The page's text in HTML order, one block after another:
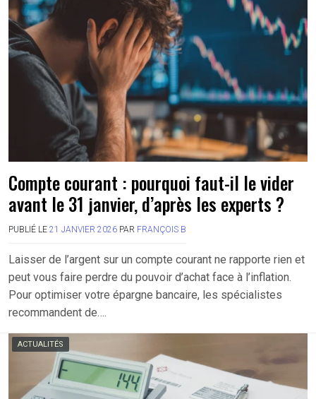
Compte courant : pourquoi faut-il le vider
avant le 31 janvier, d’après les experts ?
PUBLIÉ LE 21 JANVIER 2026 PAR FRANÇOIS B
Laisser de l’argent sur un compte courant ne rapporte rien et
peut vous faire perdre du pouvoir d’achat face à l’inflation.
Pour optimiser votre épargne bancaire, les spécialistes
recommandent de….
ACTUALITÉS